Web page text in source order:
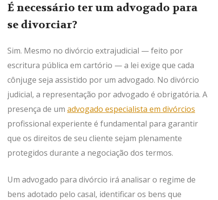
É necessário ter um advogado para
se divorciar?
Sim. Mesmo no divórcio extrajudicial — feito por
escritura pública em cartório — a lei exige que cada
cônjuge seja assistido por um advogado. No divórcio
judicial, a representação por advogado é obrigatória. A
presença de um advogado especialista em divórcios
profissional experiente é fundamental para garantir
que os direitos de seu cliente sejam plenamente
protegidos durante a negociação dos termos.
Um advogado para divórcio irá analisar o regime de
bens adotado pelo casal, identificar os bens que